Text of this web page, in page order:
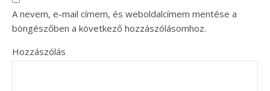
A nevem, e-mail címem, és weboldalcímem mentése a
böngészőben a következő hozzászólásomhoz.
Hozzászólás